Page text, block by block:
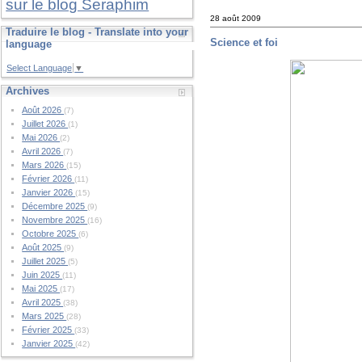
sur le blog Seraphim
Traduire le blog - Translate into your
language
Select Language ▼
Archives
Août 2026(7)
Juillet 2026(1)
Mai 2026(2)
Avril 2026(7)
Mars 2026(15)
Février 2026(11)
Janvier 2026(15)
Décembre 2025(9)
Novembre 2025(16)
Octobre 2025(6)
Août 2025(9)
Juillet 2025(5)
Juin 2025(11)
Mai 2025(17)
Avril 2025(38)
Mars 2025(28)
Février 2025(33)
Janvier 2025(42)
28 août 2009
Science et foi